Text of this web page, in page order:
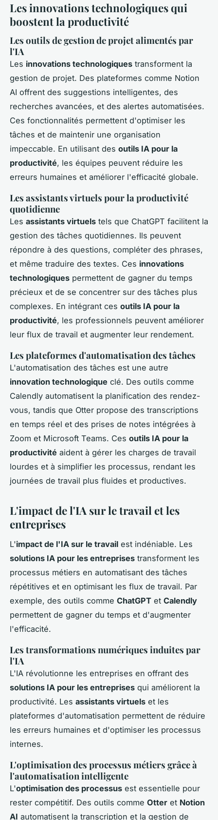
Les innovations technologiques qui
boostent la productivité
Les outils de gestion de projet alimentés par
l'IA
Les innovations technologiques transforment la
gestion de projet. Des plateformes comme Notion
AI offrent des suggestions intelligentes, des
recherches avancées, et des alertes automatisées.
Ces fonctionnalités permettent d'optimiser les
tâches et de maintenir une organisation
impeccable. En utilisant des outils IA pour la
productivité, les équipes peuvent réduire les
erreurs humaines et améliorer l'efficacité globale.
Les assistants virtuels pour la productivité
quotidienne
Les assistants virtuels tels que ChatGPT facilitent la
gestion des tâches quotidiennes. Ils peuvent
répondre à des questions, compléter des phrases,
et même traduire des textes. Ces innovations
technologiques permettent de gagner du temps
précieux et de se concentrer sur des tâches plus
complexes. En intégrant ces outils IA pour la
productivité, les professionnels peuvent améliorer
leur flux de travail et augmenter leur rendement.
Les plateformes d'automatisation des tâches
L'automatisation des tâches est une autre
innovation technologique clé. Des outils comme
Calendly automatisent la planification des rendez-
vous, tandis que Otter propose des transcriptions
en temps réel et des prises de notes intégrées à
Zoom et Microsoft Teams. Ces outils IA pour la
productivité aident à gérer les charges de travail
lourdes et à simplifier les processus, rendant les
journées de travail plus fluides et productives.
L'impact de l'IA sur le travail et les
entreprises
L'impact de l'IA sur le travail est indéniable. Les
solutions IA pour les entreprises transforment les
processus métiers en automatisant des tâches
répétitives et en optimisant les flux de travail. Par
exemple, des outils comme ChatGPT et Calendly
permettent de gagner du temps et d'augmenter
l'efficacité.
Les transformations numériques induites par
l'IA
L'IA révolutionne les entreprises en offrant des
solutions IA pour les entreprises qui améliorent la
productivité. Les assistants virtuels et les
plateformes d'automatisation permettent de réduire
les erreurs humaines et d'optimiser les processus
internes.
L'optimisation des processus métiers grâce à
l'automatisation intelligente
L'optimisation des processus est essentielle pour
rester compétitif. Des outils comme Otter et Notion
AI automatisent la transcription et la gestion de